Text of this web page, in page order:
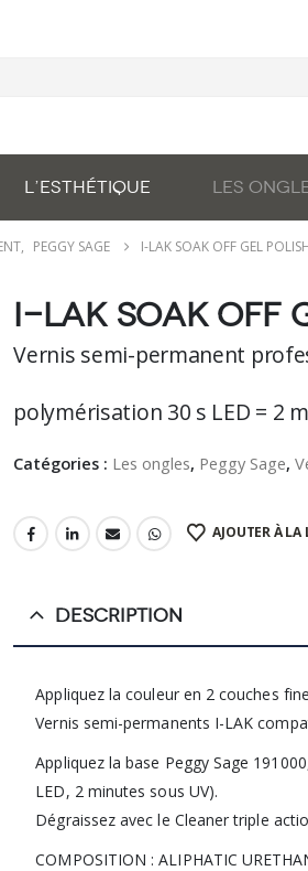
L’ESTHÉTIQUE LES
, PEGGY SAGE I-LAK SOAK OFF GEL
I-lAK soak off
Vernis semi-permanent
polymérisation 30 s LED = 2
Catégories : Les ongles, Peggy Sage,
AJOUTER À LA
DESCRIPTION
Appliquez la couleur en 2 couches
Vernis semi-permanents I-LAK
Appliquez la base Peggy Sage
LED, 2 minutes sous UV).
Dégraissez avec le Cleaner triple
COMPOSITION : ALIPHATIC